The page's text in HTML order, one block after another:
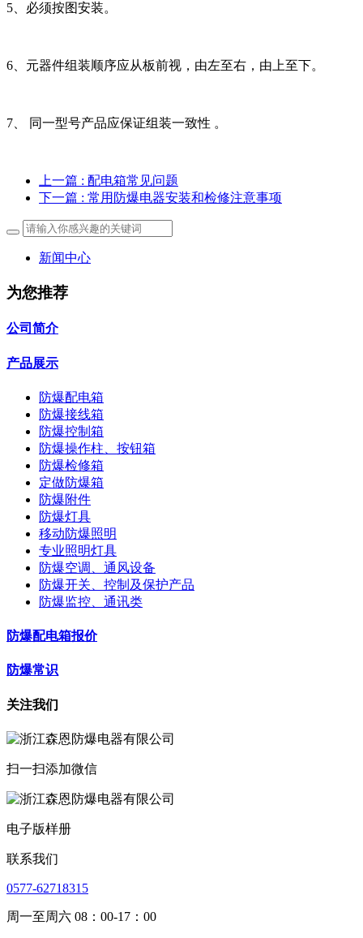
5、必须按图安装。
6、元器件组装顺序应从板前视，由左至右，由上至下。
7、 同一型号产品应保证组装一致性 。
上一篇 : 配电箱常见问题
下一篇 : 常用防爆电器安装和检修注意事项
新闻中心
为您推荐
公司简介
产品展示
防爆配电箱
防爆接线箱
防爆控制箱
防爆操作柱、按钮箱
防爆检修箱
定做防爆箱
防爆附件
防爆灯具
移动防爆照明
专业照明灯具
防爆空调、通风设备
防爆开关、控制及保护产品
防爆监控、通讯类
防爆配电箱报价
防爆常识
关注我们
扫一扫添加微信
电子版样册
联系我们
0577-62718315
周一至周六 08：00-17：00